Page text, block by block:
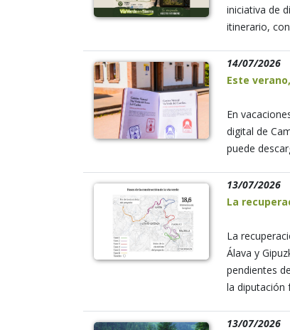
iniciativa de
itinerario,
14/07/2026
Este
En
digital de
puede
13/07/2026
La
La
Álava y
pendientes
la diputación
13/07/2026